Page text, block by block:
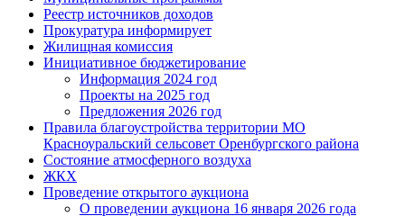
Реестр источников доходов
Прокуратура информирует
Жилищная комиссия
Инициативное бюджетирование
Информация 2024 год
Проекты на 2025 год
Предложения 2026 год
Правила благоустройства территории МО
Красноуральский сельсовет Оренбургского района
Состояние атмосферного воздуха
ЖКХ
Проведение открытого аукциона
О проведении аукциона 16 января 2026 года